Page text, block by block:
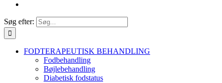
Søg efter:
FODTERAPEUTISK BEHANDLING
Fodbehandling
Bøjlebehandling
Diabetisk fodstatus